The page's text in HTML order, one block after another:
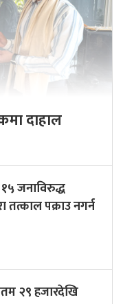
दाहाल
जनाविरुद्ध
तत्काल पक्राउ नगर्न
२९ हजारदेखि